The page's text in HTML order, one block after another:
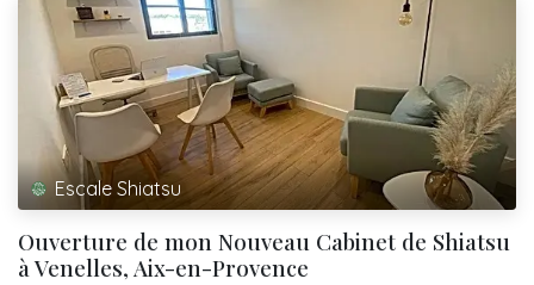
Escale Shiatsu
Ouverture de mon Nouveau Cabinet de Shiatsu
à Venelles, Aix-en-Provence